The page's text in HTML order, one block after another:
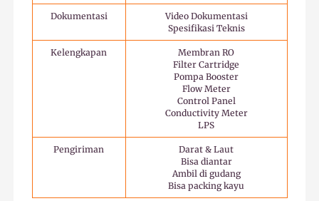
Dokumentasi
Video Dokumentasi
Spesifikasi Teknis
Kelengkapan
Membran RO
Filter Cartridge
Pompa Booster
Flow Meter
Control Panel
Conductivity Meter
LPS
Pengiriman
Darat & Laut
Bisa diantar
Ambil di gudang
Bisa packing kayu